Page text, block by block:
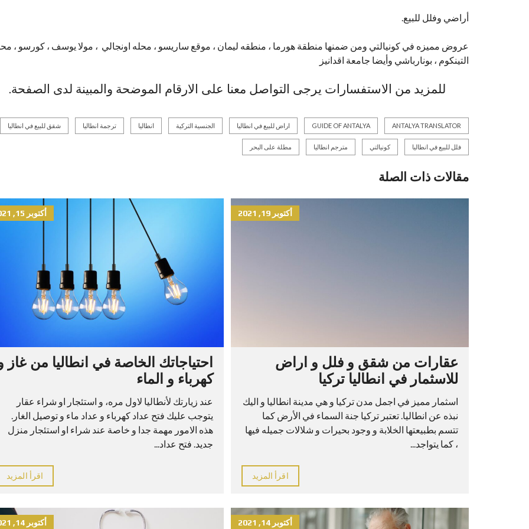
أراضي وفلل للبيع.
عروض مميزه في كونيالتي ومن ضمنها منطقة هورما ، منطقه ليمان ، موقع ساريسو ، محله اونجالي ، مولا يوسف ، كورسو ،
التينكوم ، بونارباشي وأيضا جامعة اقدانيز
للمزيد من الاستفسارات يرجى التواصل معنا على الارقام الموضحة والمبينة لدى الصفحة.
ANTALYA TRANSLATOR
GUIDE OF ANTALYA اراض للبيع في انطاليا الجنسية التركية انطاليا ترجمة انطاليا شقق للبيع في انطاليا
فلل للبيع في انطاليا كونيالتي مترجم انطاليا مطلة على البحر
مقالات ذات الصلة
أكتوبر 19, 2021
عقارات من شقق و فلل و اراض
للاسثمار في انطاليا تركيا
اسثمار مميز في اجمل مدن تركيا و هي مدينة انطاليا و اليك
نبذه عن انطاليا. تعتبر تركيا جنة السماء في الأرض كما
تتسم بطبيعتها الخلابة و وجود بحيرات و شلالات جميله فيها
، كما يتواجد...
اقرأ المزيد
أكتوبر 15, 2021
احتياجاتك الخاصة في انطاليا من غاز
كهرباء و الماء
عند زيارتك لأنطاليا لاول مره، و استئجار او شراء عقار
يتوجب عليك فتح عداد كهرباء و عداد ماء و توصيل الغار.
هذه الامور مهمة جدا و خاصة عند شراء او استئجار منزل
جديد. فتح عداد...
اقرأ المزيد
أكتوبر 14, 2021 أكتوبر 14, 2021